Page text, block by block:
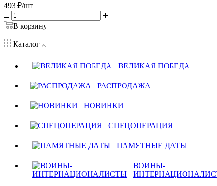
493 ₽/шт
В корзину
Каталог
ВЕЛИКАЯ ПОБЕДА
РАСПРОДАЖА
НОВИНКИ
СПЕЦОПЕРАЦИЯ
ПАМЯТНЫЕ ДАТЫ
ВОИНЫ-